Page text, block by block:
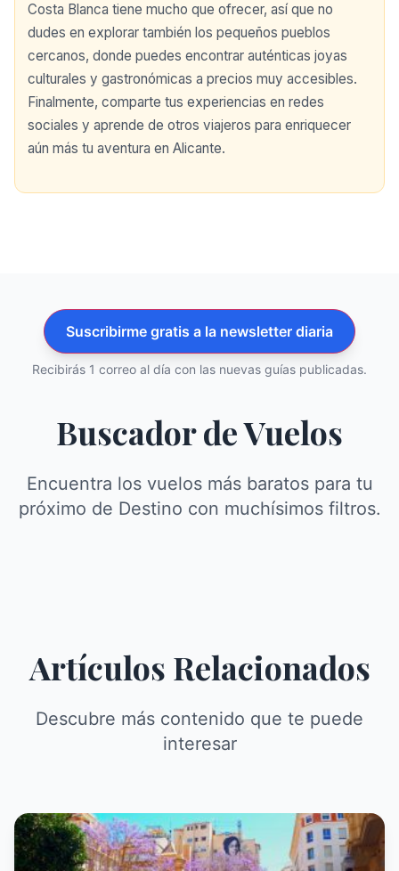
Costa Blanca tiene mucho que ofrecer, así que no
dudes en explorar también los pequeños pueblos
cercanos, donde puedes encontrar auténticas joyas
culturales y gastronómicas a precios muy accesibles.
Finalmente, comparte tus experiencias en redes
sociales y aprende de otros viajeros para enriquecer
aún más tu aventura en Alicante.
Suscribirme gratis a la newsletter diaria
Recibirás 1 correo al día con las nuevas guías publicadas.
Buscador de Vuelos
Encuentra los vuelos más baratos para tu
próximo de Destino con muchísimos filtros.
Artículos Relacionados
Descubre más contenido que te puede
interesar